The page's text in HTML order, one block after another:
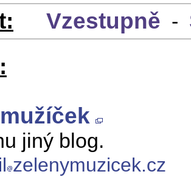
Vzestupně -
jiný blog.
zelenymuzicek.cz